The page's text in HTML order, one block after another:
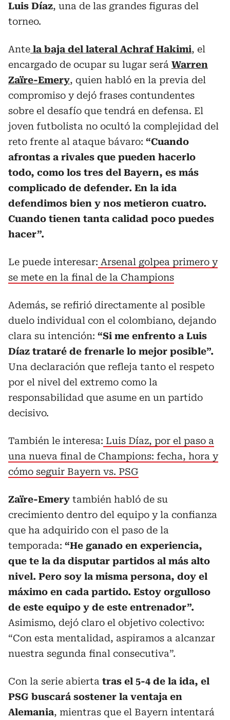
Luis Díaz, una de las grandes figuras del
torneo.
Ante la baja del lateral Achraf Hakimi, el
encargado de ocupar su lugar será Warren
Zaïre-Emery, quien habló en la previa del
compromiso y dejó frases contundentes
sobre el desafío que tendrá en defensa. El
joven futbolista no ocultó la complejidad del
reto frente al ataque bávaro: “Cuando
afrontas a rivales que pueden hacerlo
todo, como los tres del Bayern, es más
complicado de defender. En la ida
defendimos bien y nos metieron cuatro.
Cuando tienen tanta calidad poco puedes
hacer”.
Le puede interesar: Arsenal golpea primero y
se mete en la final de la Champions
Además, se refirió directamente al posible
duelo individual con el colombiano, dejando
clara su intención: “Si me enfrento a Luis
Díaz trataré de frenarle lo mejor posible”.
Una declaración que refleja tanto el respeto
por el nivel del extremo como la
responsabilidad que asume en un partido
decisivo.
También le interesa: Luis Díaz, por el paso a
una nueva final de Champions: fecha, hora y
cómo seguir Bayern vs. PSG
Zaïre-Emery también habló de su
crecimiento dentro del equipo y la confianza
que ha adquirido con el paso de la
temporada: “He ganado en experiencia,
que te la da disputar partidos al más alto
nivel. Pero soy la misma persona, doy el
máximo en cada partido. Estoy orgulloso
de este equipo y de este entrenador”.
Asimismo, dejó claro el objetivo colectivo:
“Con esta mentalidad, aspiramos a alcanzar
nuestra segunda final consecutiva”.
Con la serie abierta tras el 5-4 de la ida, el
PSG buscará sostener la ventaja en
Alemania, mientras que el Bayern intentará